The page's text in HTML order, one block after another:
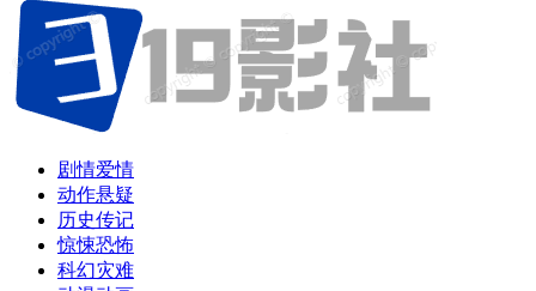
剧情爱情
动作悬疑
历史传记
惊悚恐怖
科幻灾难